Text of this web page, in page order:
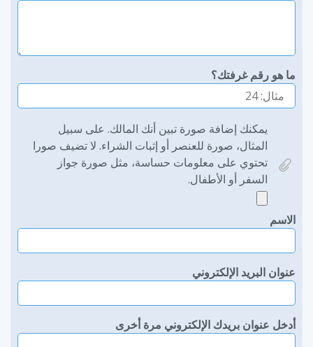
ما هو رقم غرفتك؟
يمكنك إضافة صورة تبين أنك المالك. على سبيل
المثال، صورة للعنصر أو إثبات الشراء. لا تضيف صورا
تحتوي على معلومات حساسة، مثل صورة جواز
السفر أو الأطفال.
الاسم
عنوان البريد الإلكتروني
أدخل عنوان بريدك الإلكتروني مرة أخرى